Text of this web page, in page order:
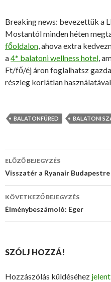
Breaking news: bevezettük a
Mostantól minden héten
főoldalon, ahova extra
a4* balatoni wellness hotel,
Ft/fő/éj áron foglalhatsz
részleg korlátlan
BALATONFÜRED BALATONI
Bejegyzés
navigáció
ELŐZŐ BEJEGYZÉS
Visszatér a Ryanair Budapestre
KÖVETKEZŐ BEJEGYZÉS
Élménybeszámoló: Eger
SZÓLJ HOZZÁ!
Hozzászólás küldéséhez